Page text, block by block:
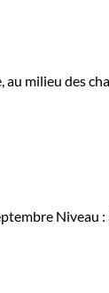
milieu des
Niveau :